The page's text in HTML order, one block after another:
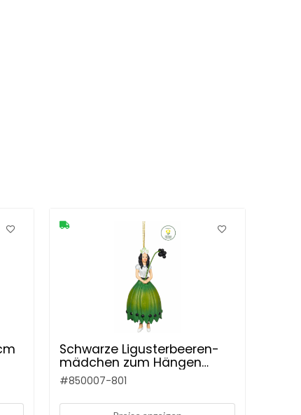
Schwarze Ligusterbeeren-
mädchen zum Hängen
12cm Farbe: grün-weiß
#850007-801